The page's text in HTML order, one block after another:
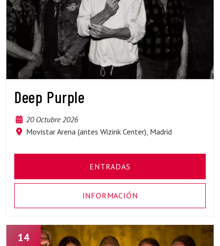
Deep Purple
20 Octubre 2026
Movistar Arena (antes Wizink Center), Madrid
ENTRADAS
INFORMACIÓN
14